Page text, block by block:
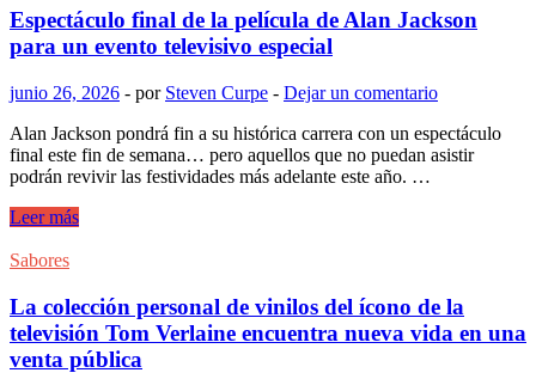
NBA
ha
en
un
lío
televisado
Espectáculo final de la película de Alan Jackson
para un evento televisivo especial
junio 26, 2026 - por Steven Curpe - Dejar un comentario
Alan Jackson pondrá fin a su histórica carrera con un espectáculo
final este fin de semana… pero aquellos que no puedan asistir
podrán revivir las festividades más adelante este año. …
Espectáculo
de
película
de
Alan
Jackson
Leer más
Sabores
La colección personal de vinilos del ícono de la
televisión Tom Verlaine encuentra nueva vida en una
venta pública